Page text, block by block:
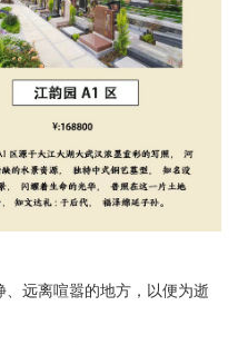
远离喧嚣的地方，以便为逝